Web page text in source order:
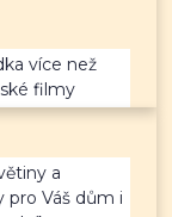
více než
filmy
a
pro Váš dům i